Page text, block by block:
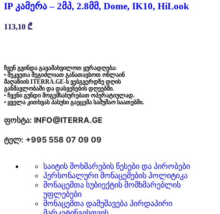
IP კამერა – 2მპ, 2.8მმ, Dome, IK10, HiLook
113,10 ₾
ჩვენ გვინდა გავამახვილოთ ყურადღება:
• შეკვეთა შეგიძლიათ განათავსოთ ონლაინ
მაღაზიის ITERRA.GE-ს ვებგვერდზე დღის
განმავლობაში და დასვენების დღეებში.
• ჩვენი გუნდი მოგემსახურებათ ოპერატიულად.
• ყველა კითხვას პასუხი გაეცემა სამუშაო საათებში.
ფოსტა: INFO@ITERRA.GE
ტელ: +995 558 07 09 09
საიტის მოხმარების წესები და პირობები
პერსონალური მონაცემების პოლიტიკა
მონაცემთა სუბიექტის მომხმარებლის
უფლებები
მონაცემთა დამუშავება პირდაპირი